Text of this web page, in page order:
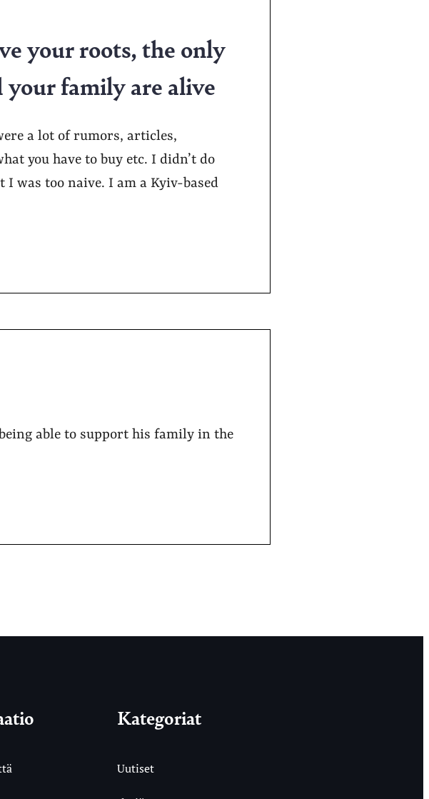
your roots, the only
family are alive
a lot of rumors, articles,
you have to buy etc. I didn’t do
was too naive. I am a Kyiv-based
able to support his family in the
Kategoriat
Uutiset